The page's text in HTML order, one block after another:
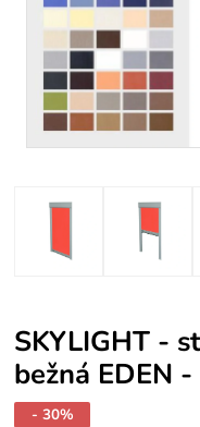
SKYLIGHT -
bežná EDEN
- 30%